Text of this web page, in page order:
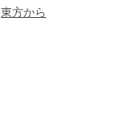
東方から